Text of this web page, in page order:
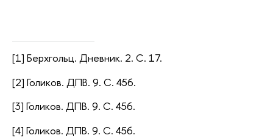
[1] Берхгольц. Дневник. 2. С. 17.
[2] Голиков. ДПВ. 9. С. 456.
[3] Голиков. ДПВ. 9. С. 456.
[4] Голиков. ДПВ. 9. С. 456.